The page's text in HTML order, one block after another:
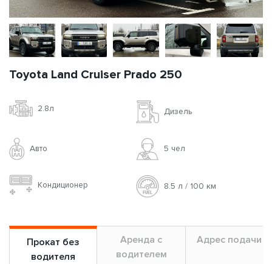
Toyota Land Cruiser Prado 250
2.8л Дизель
Авто 5 чел
Кондиционер 8.5 л / 100 км
Прокат без
водителя
Аренда с
водителем
Адрес подачи